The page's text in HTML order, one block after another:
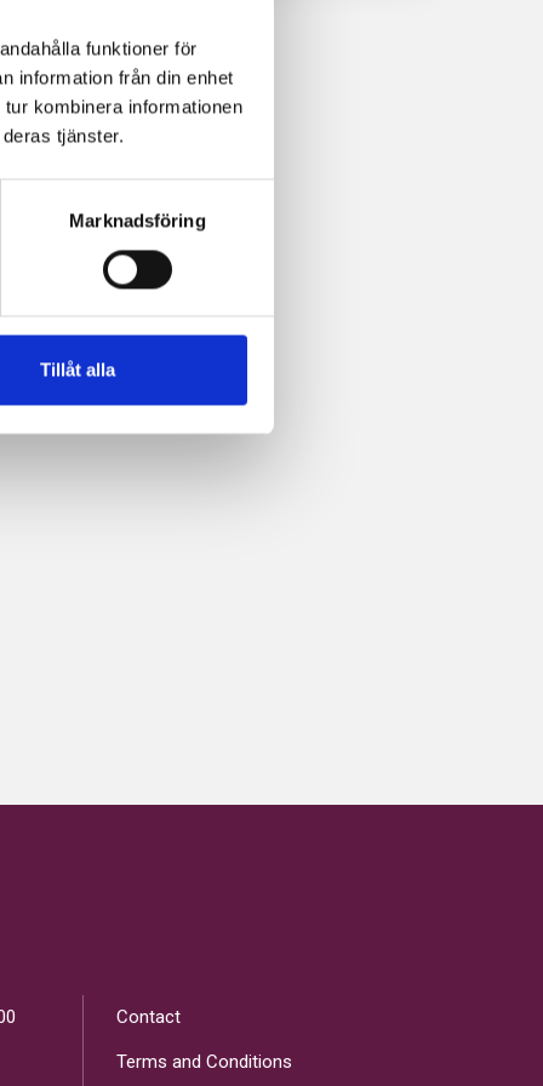
funktioner för
information från din enhet
kombinera informationen
tjänster.
Marknadsföring
Tillåt alla
Contact
Terms and Conditions